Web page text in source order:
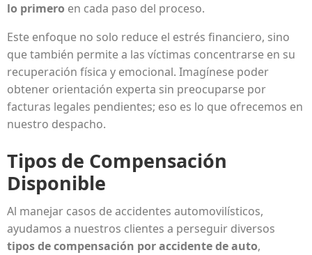
lo primero en cada paso del proceso.
Este enfoque no solo reduce el estrés financiero, sino
que también permite a las víctimas concentrarse en su
recuperación física y emocional. Imagínese poder
obtener orientación experta sin preocuparse por
facturas legales pendientes; eso es lo que ofrecemos en
nuestro despacho.
Tipos de Compensación
Disponible
Al manejar casos de accidentes automovilísticos,
ayudamos a nuestros clientes a perseguir diversos
tipos de compensación por accidente de auto,